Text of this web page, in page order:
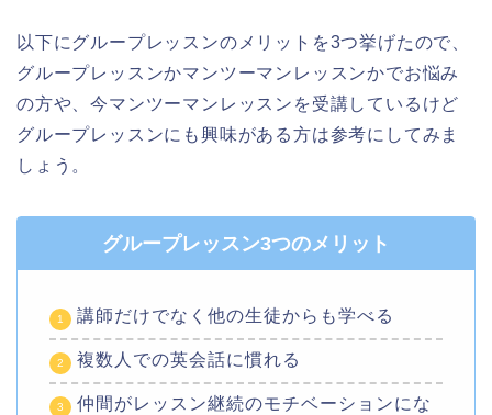
以下にグループレッスンのメリットを3つ挙げたので、
グループレッスンかマンツーマンレッスンかでお悩み
の方や、今マンツーマンレッスンを受講しているけど
グループレッスンにも興味がある方は参考にしてみま
しょう。
グループレッスン3つのメリット
講師だけでなく他の生徒からも学べる
複数人での英会話に慣れる
仲間がレッスン継続のモチベーションにな